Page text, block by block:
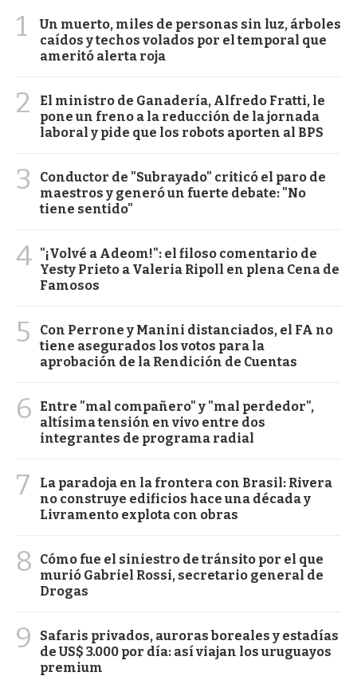
1
Un muerto, miles de personas sin luz, árboles
caídos y techos volados por el temporal que
ameritó alerta roja
2
El ministro de Ganadería, Alfredo Fratti, le
pone un freno a la reducción de la jornada
laboral y pide que los robots aporten al BPS
3
Conductor de "Subrayado" criticó el paro de
maestros y generó un fuerte debate: "No
tiene sentido"
4 "¡Volvé a Adeom!": el filoso comentario de
Yesty Prieto a Valeria Ripoll en plena Cena de
Famosos
5
Con Perrone y Manini distanciados, el FA no
tiene asegurados los votos para la
aprobación de la Rendición de Cuentas
6
Entre "mal compañero" y "mal perdedor",
altísima tensión en vivo entre dos
integrantes de programa radial
7
La paradoja en la frontera con Brasil: Rivera
no construye edificios hace una década y
Livramento explota con obras
8
Cómo fue el siniestro de tránsito por el que
murió Gabriel Rossi, secretario general de
Drogas
9
Safaris privados, auroras boreales y estadías
de US$ 3.000 por día: así viajan los uruguayos
premium